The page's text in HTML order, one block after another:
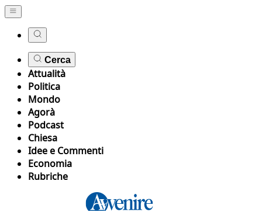
Cerca
Attualità
Politica
Mondo
Agorà
Podcast
Chiesa
Idee e Commenti
Economia
Rubriche